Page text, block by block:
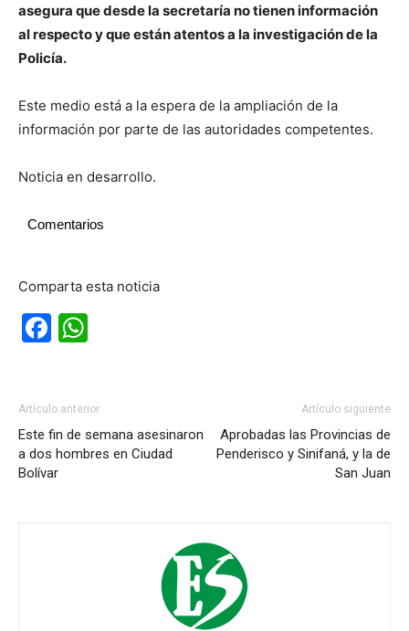
asegura que desde la secretaría no tienen información
al respecto y que están atentos a la investigación de la
Policía.
Este medio está a la espera de la ampliación de la
información por parte de las autoridades competentes.
Noticia en desarrollo.
Comentarios
Comparta esta noticia
Facebook
Artículo anterior
Este fin de semana asesinaron
a dos hombres en Ciudad
Bolívar
Artículo siguiente
Aprobadas las Provincias de
Penderisco y Sinifaná, y la de
San Juan